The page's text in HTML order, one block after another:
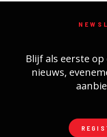
Blijf als eerste
nieuws,